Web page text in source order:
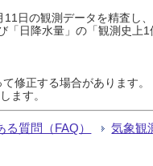
日の観測データを精査し
「日降水量」の「観測史
修正する場合があります
ます。
る質問（FAQ） 気象観